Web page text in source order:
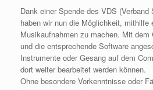
Dank einer Spende des VDS (Verband
haben wir nun die Möglichkeit, mithilfe
Musikaufnahmen zu machen. Mit
und die entsprechende Software
Instrumente oder Gesang auf dem
dort weiter bearbeitet werden können.
Ohne besondere Vorkenntnisse oder